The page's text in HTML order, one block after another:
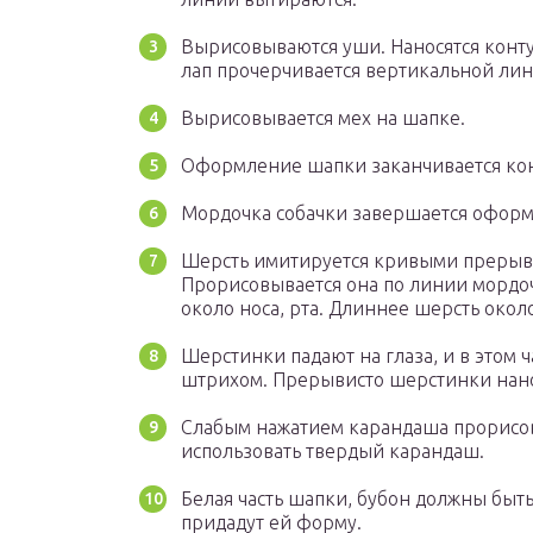
Вырисовываются уши. Наносятся
лап прочерчивается вертикальной
Вырисовывается мех на шапке.
Оформление шапки заканчивается
Мордочка собачки завершается
Шерсть имитируется кривыми
Прорисовывается она по линии
около носа, рта. Длиннее шерсть
Шерстинки падают на глаза, и в этом
штрихом. Прерывисто шерстинки
Слабым нажатием карандаша
использовать твердый карандаш.
Белая часть шапки, бубон должны
придадут ей форму.